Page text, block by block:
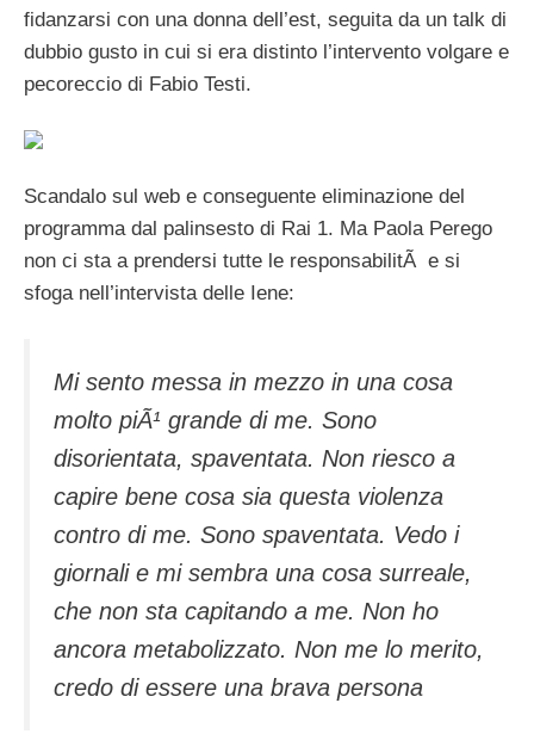
fidanzarsi con una donna dell’est, seguita da un talk di
dubbio gusto in cui si era distinto l’intervento volgare e
pecoreccio di Fabio Testi.
Scandalo sul web e conseguente eliminazione del
programma dal palinsesto di Rai 1. Ma Paola Perego
non ci sta a prendersi tutte le responsabilitÃ e si
sfoga nell’intervista delle Iene:
Mi sento messa in mezzo in una cosa
molto piÃ¹ grande di me. Sono
disorientata, spaventata. Non riesco a
capire bene cosa sia questa violenza
contro di me. Sono spaventata. Vedo i
giornali e mi sembra una cosa surreale,
che non sta capitando a me. Non ho
ancora metabolizzato. Non me lo merito,
credo di essere una brava persona